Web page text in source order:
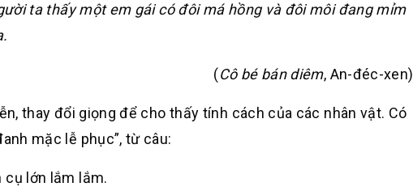
ta thấy một em gái có đôi má hồng và đôi môi đang mỉm
(Cô bé bán diêm, An-đéc-xen)
thay đổi giọng để cho thấy tính cách của các nhân vật. Có
mặc lễ phục”, từ câu:
cụ lớn lắm lắm.